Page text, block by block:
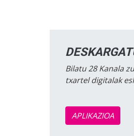
Bilatu 28 Kanala
txartel digitalak
APLIKAZIOA